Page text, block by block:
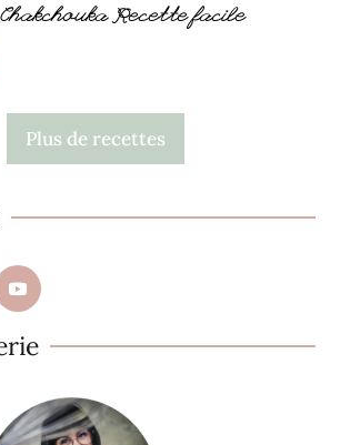
Chakchouka Recette facile
Plus de recettes